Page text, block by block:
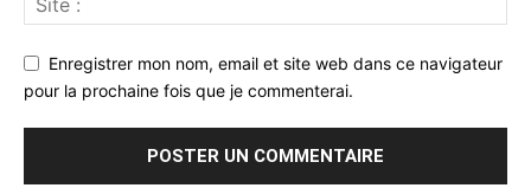
Enregistrer mon nom, email et site web dans ce navigateur
pour la prochaine fois que je commenterai.